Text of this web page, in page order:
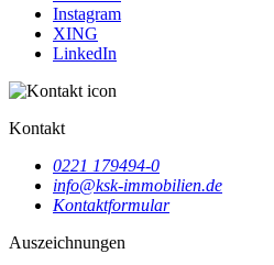
Instagram
XING
LinkedIn
Kontakt
0221 179494-0
info@ksk-immobilien.de
Kontaktformular
Auszeichnungen